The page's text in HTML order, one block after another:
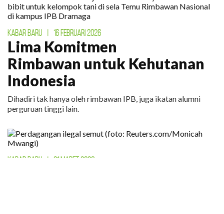
KABAR BARU 16 FEBRUARI 2026
Lima Komitmen
Rimbawan untuk Kehutanan
Indonesia
Dihadiri tak hanya oleh rimbawan IPB, juga ikatan alumni
perguruan tinggi lain.
KABAR BARU | 31 MARET 2026